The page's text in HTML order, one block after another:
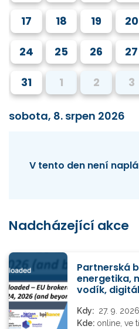
17 18 19 20
24 25 26 27
31 1 2 3
sobota, 8. srpen 2026
V tento den není
Nadcházející akce
Partnerská
energetika,
vodík,
Kdy: 27. 9. 2026
Kde: online, ve